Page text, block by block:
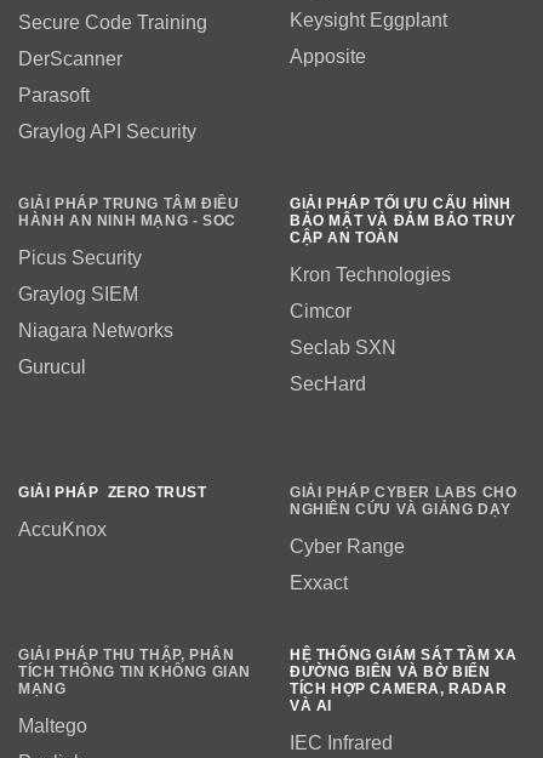
Secure Code Training
DerScanner
Parasoft
Graylog API Security
Keysight Eggplant
Apposite
GIẢI PHÁP TRUNG TÂM ĐIỀU
HÀNH AN NINH MẠNG - SOC
Picus Security
Graylog SIEM
Niagara Networks
Gurucul
GIẢI PHÁP TỐI ƯU CẤU HÌNH
BẢO MẬT VÀ ĐẢM BẢO TRUY
CẬP AN TOÀN
Kron Technologies
Cimcor
Seclab SXN
SecHard
GIẢI PHÁP ZERO TRUST
AccuKnox
GIẢI PHÁP CYBER LABS CHO
NGHIÊN CỨU VÀ GIẢNG DẠY
Cyber Range
Exxact
GIẢI PHÁP THU THẬP, PHÂN
TÍCH THÔNG TIN KHÔNG GIAN
MẠNG
Maltego
HỆ THỐNG GIÁM SÁT TẦM XA
ĐƯỜNG BIÊN VÀ BỜ BIỂN
TÍCH HỢP CAMERA, RADAR
VÀ AI
IEC Infrared